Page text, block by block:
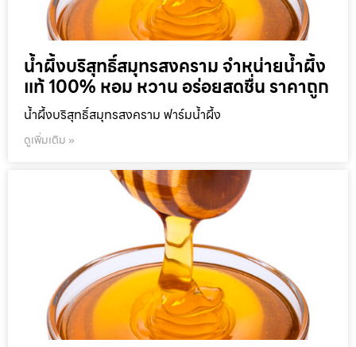
น้ำผึ้งบริสุทธิ์สมุทรสงคราม จำหน่ายน้ำผึ้ง
แท้ 100% หอม หวาน อร่อยสดชื่น ราคาถูก
น้ำผึ้งบริสุทธิ์สมุทรสงคราม ฟาร์มน้ำผึ้ง
ดูเพิ่มเติม »